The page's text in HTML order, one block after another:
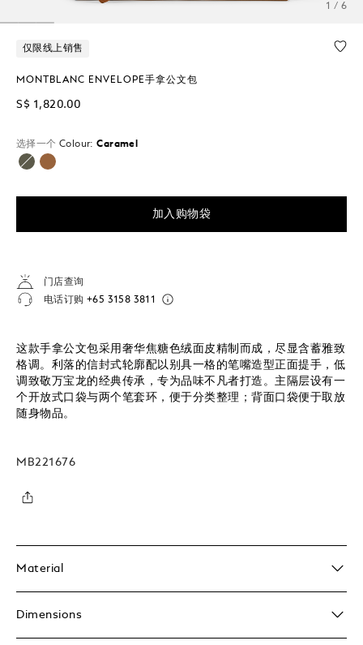
1 / 6
仅限线上销售
MONTBLANC ENVELOPE手拿公文包
S$ 1,820.00
选择一个 Colour: Caramel
已选择
加入购物袋
门店查询
电话订购 +65 3158 3811
这款手拿公文包采用奢华焦糖色绒面皮精制而成，尽显含蓄雅致
格调。利落的信封式轮廓配以别具一格的笔嘴造型正面提手，低
调致敬万宝龙的经典传承，专为品味不凡者打造。主隔层设有一
个开放式口袋与两个笔套环，便于分类整理；背面口袋便于取放
随身物品。
MB221676
Material
Dimensions